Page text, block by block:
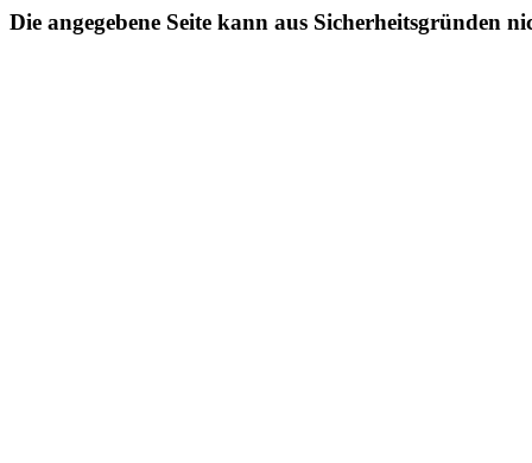
Die angegebene Seite kann aus Sicherheitsgründen